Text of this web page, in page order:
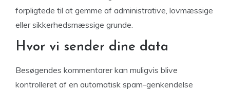
forpligtede til at gemme af administrative, lovmæssige
eller sikkerhedsmæssige grunde.
Hvor vi sender dine data
Besøgendes kommentarer kan muligvis blive
kontrolleret af en automatisk spam-genkendelse